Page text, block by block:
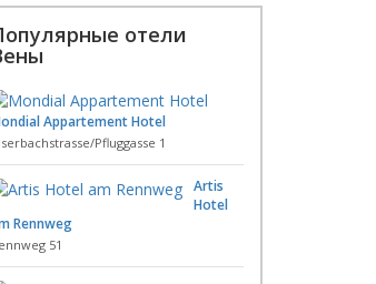
отели
Appartement Hotel
Pfluggasse 1
Artis
Hotel
Rennweg
51